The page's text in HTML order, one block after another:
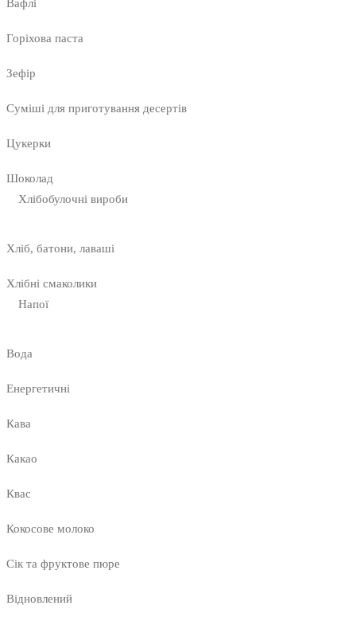
Вафлі
Горіхова паста
Зефір
Суміші для приготування десертів
Цукерки
Шоколад
Хлібобулочні вироби
Хліб, батони, лаваші
Хлібні смаколики
Напої
Вода
Енергетичні
Кава
Какао
Квас
Кокосове молоко
Сік та фруктове пюре
Відновлений